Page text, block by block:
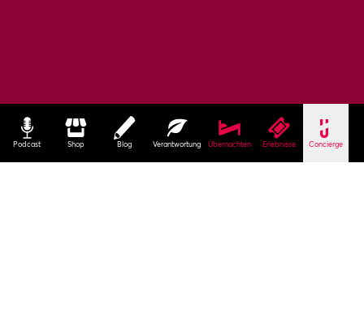
Podcast Shop Blog Verantwortung Übernachten Erlebnisse Concierge